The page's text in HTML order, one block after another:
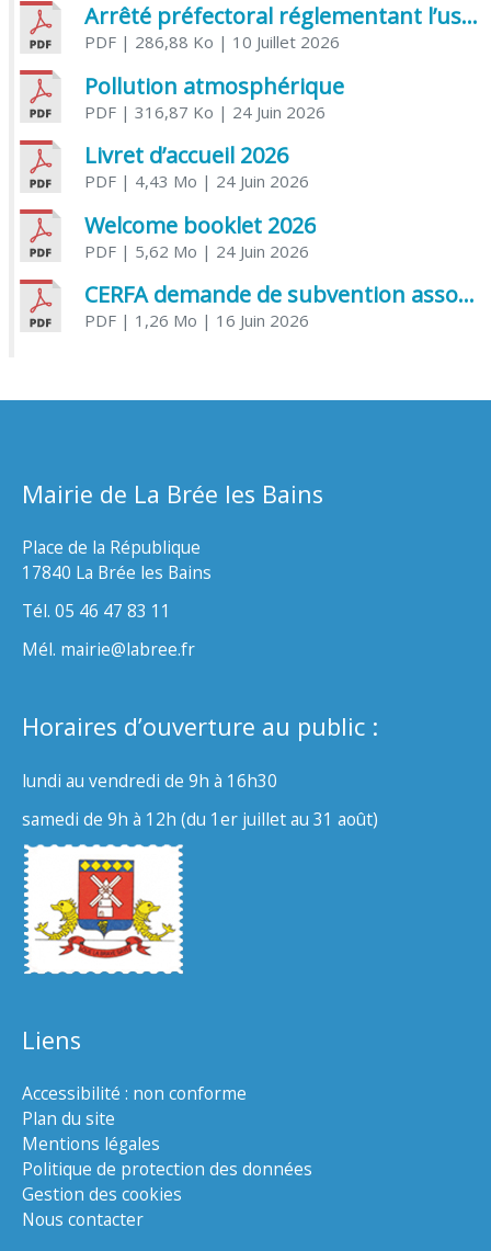
Arrêté préfectoral réglementant l’usage de l’eau
PDF| 286,88 Ko | 10 Juillet 2026
Pollution atmosphérique
PDF| 316,87 Ko | 24 Juin 2026
Livret d’accueil 2026
PDF| 4,43 Mo | 24 Juin 2026
Welcome booklet 2026
PDF| 5,62 Mo | 24 Juin 2026
CERFA demande de subvention association
PDF| 1,26 Mo | 16 Juin 2026
Mairie de La Brée les Bains
Place de la République
17840 La Brée les Bains
Tél. 05 46 47 83 11
Mél. mairie@labree.fr
Horaires d’ouverture au public :
lundi au vendredi de 9h à 16h30
samedi de 9h à 12h (du 1er juillet au 31 août)
Liens
Accessibilité : non conforme
Plan du site
Mentions légales
Politique de protection des données
Gestion des cookies
Nous contacter